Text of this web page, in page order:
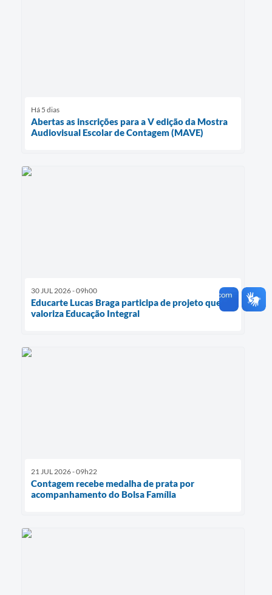
Há 5 dias
Abertas as inscrições para a V edição da Mostra
Audiovisual Escolar de Contagem (MAVE)
30 JUL 2026 - 09h00
Educarte Lucas Braga participa de projeto que
valoriza Educação Integral
21 JUL 2026 - 09h22
Contagem recebe medalha de prata por
acompanhamento do Bolsa Família